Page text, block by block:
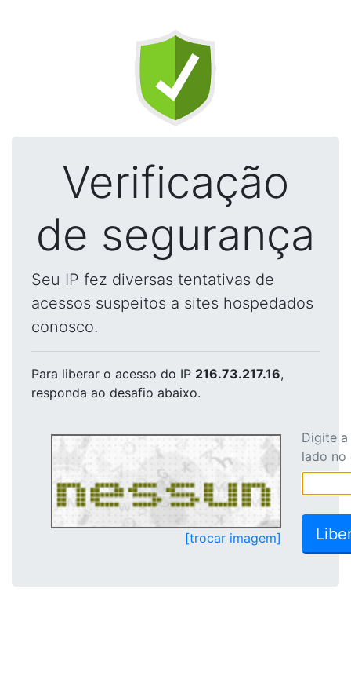
Verificação
de segurança
Seu IP fez diversas tentativas de
acessos suspeitos a sites hospedados
conosco.
Para liberar o acesso do IP 216.73.217.16,
responda ao desafio abaixo.
[trocar imagem]
Digite
lado no